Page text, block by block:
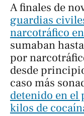
A finales de
guardias
narcotráfico
sumaban
por
desde
caso más
detenido en el
kilos de